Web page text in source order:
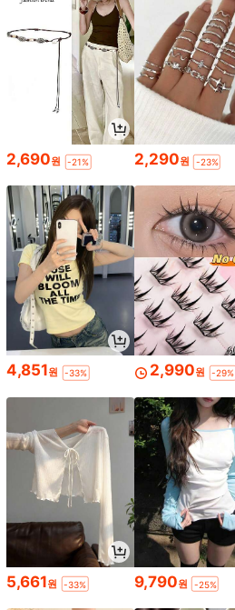
2,690원 -21% 2,290원 -23%
4,851원 -33% 2,990원 -29%
5,661원 -33% 9,790원 -25%